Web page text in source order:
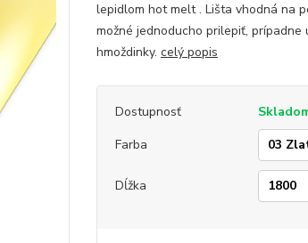
lepidlom hot melt . Lišta vhodná na
možné jednoducho prilepiť,
hmoždinky. celý popis
Dostupnosť
Farba
Dĺžka